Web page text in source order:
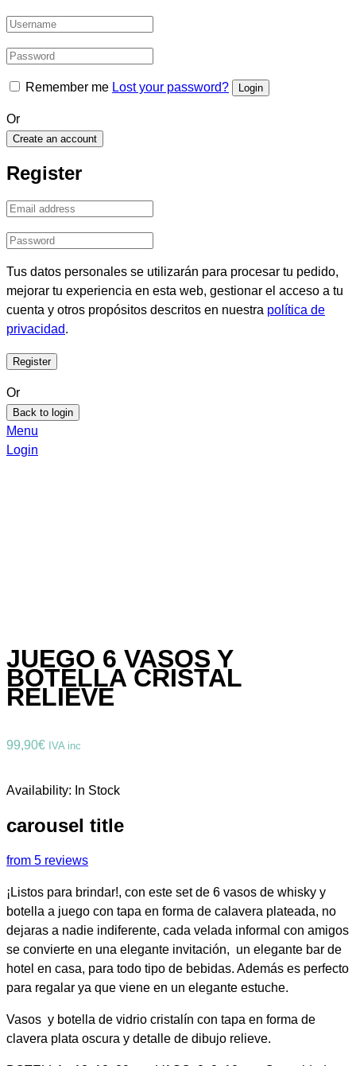
Remember me Lost your password?
Or
Create an account
Register
Tus datos personales se utilizarán para procesar tu pedido,
mejorar tu experiencia en esta web, gestionar el acceso a tu
cuenta y otros propósitos descritos en nuestra política de
privacidad.
Or
Back to login
Menu
Login
JUEGO 6 VASOS Y
BOTELLA CRISTAL
RELIEVE
99,90€ IVA inc
Availability: In Stock
carousel title
from 5 reviews
¡Listos para brindar!, con este set de 6 vasos de whisky y
botella a juego con tapa en forma de calavera plateada, no
dejaras a nadie indiferente, cada velada informal con amigos
se convierte en una elegante invitación, un elegante bar de
hotel en casa, para todo tipo de bebidas. Además es perfecto
para regalar ya que viene en un elegante estuche.
Vasos y botella de vidrio cristalín con tapa en forma de
clavera plata oscura y detalle de dibujo relieve.